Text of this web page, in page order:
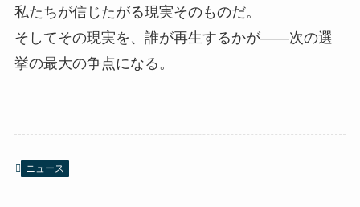
私たちが信じたがる現実そのものだ。
そしてその現実を、誰が再生するかが——次の選
挙の最大の争点になる。
ニュース